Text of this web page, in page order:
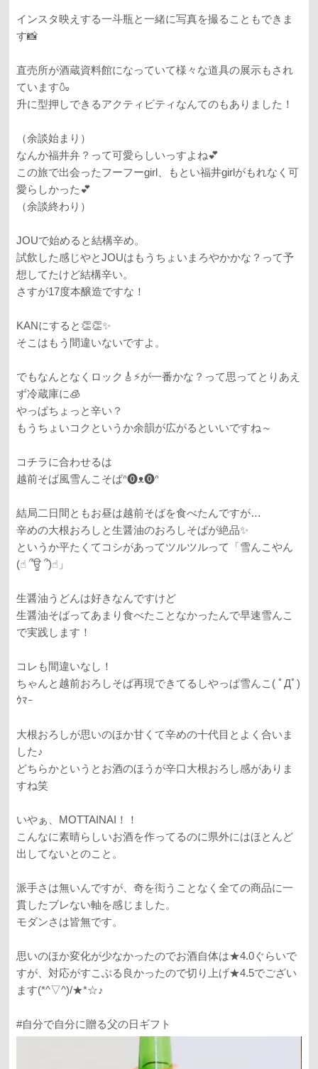
インスタ映えする一斗瓶と一緒に写真を撮ることもできま
す📸
直売所が酒蔵資料館になっていて様々な道具の展示もされ
ています🍶
升に型押しできるアクティビティなんてのもありました！
（余談始まり）
なんか福井弁？って可愛らしいっすよね💕︎
この旅で出会ったフーフーgirl、もとい福井girlがもれなく可
愛らしかった💕
（余談終わり）
JOUで始めると結構辛め。
試飲した感じやとJOUはもうちょいまろやかかな？って予
想してたけど結構辛い。
さすが17度本醸造ですな！
KANにすると👏👏✨
そこはもう間違いないですよ。
でもなんとなくロック🎸⚡️が一番かな？って思ってとりあえ
ず冷蔵庫に🧊
やっぱちょっと辛い？
もうちょいコクというか余韻が広がるといいですね～
コチラに合わせるは
越前そば風雪んこそば‎ᐢ⓿ᴥ⓿ᐢ
結局二日間ともお昼は越前そばを食べたんですが…
辛めの大根おろしと生醤油のおろしそばが絶品✨
というか平たくてコシがあってツルツルって「雪んこやん
(☝︎ ՞ਊ ՞)☝︎」
生醤油うどんは好きなんですけど
生醤油そばってあまり食べたことなかったんで早速雪んこ
で実践します！
コレも間違いなし！
ちゃんと越前おろしそば再現できてるしやっぱ雪んこ( ﾟДﾟ)
ｳﾏｰ
大根おろしが思いのほか甘くて辛めの十代目とよく合いま
した♪
どちらかというとお酒のほうが辛口大根おろし感がありま
すね笑
いやぁ、MOTTAINAI！！
こんなに素晴らしいお酒を作ってるのに県外にはほとんど
出してないとのこと。
派手さは無いんですが、奇を衒うことなく全ての商品に一
貫したブレない軸を感じました。
モダンさは皆無です。
思いのほか変化が少なかったのでお酒自体は★4.0ぐらいで
すが、対応がすこぶる良かったので切り上げ★4.5でござい
ます(*^▽^)/★*☆♪
#自分で自分に贈る父の日ギフト